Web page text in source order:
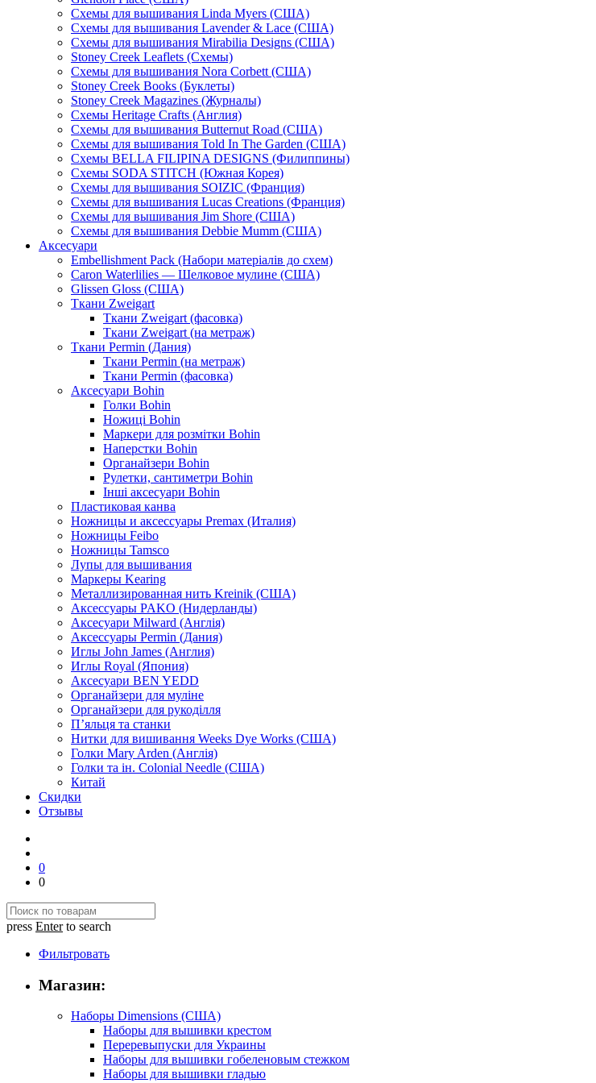
Схемы для вышивания Linda Myers (США)
Схемы для вышивания Lavender & Lace (США)
Схемы для вышивания Mirabilia Designs (США)
Stoney Creek Leaflets (Схемы)
Схемы для вышивания Nora Corbett (США)
Stoney Creek Books (Буклеты)
Stoney Creek Magazines (Журналы)
Схемы Heritage Crafts (Англия)
Схемы для вышивания Butternut Road (США)
Схемы для вышивания Told In The Garden (США)
Схемы BELLA FILIPINA DESIGNS (Филиппины)
Схемы SODA STITCH (Южная Корея)
Схемы для вышивания SOIZIC (Франция)
Схемы для вышивания Lucas Creations (Франция)
Схемы для вышивания Jim Shore (США)
Схемы для вышивания Debbie Mumm (США)
Аксесуари
Embellishment Pack (Набори матеріалів до схем)
Caron Waterlilies — Шелковое мулине (США)
Glissen Gloss (США)
Ткани Zweigart
Ткани Zweigart (фасовка)
Ткани Zweigart (на метраж)
Ткани Permin (Дания)
Ткани Permin (на метраж)
Ткани Permin (фасовка)
Аксесуари Bohin
Голки Bohin
Ножиці Bohin
Маркери для розмітки Bohin
Наперстки Bohin
Органайзери Bohin
Рулетки, сантиметри Bohin
Інші аксесуари Bohin
Пластиковая канва
Ножницы и аксессуары Premax (Италия)
Ножницы Feibo
Ножницы Tamsco
Лупы для вышивания
Маркеры Kearing
Металлизированная нить Kreinik (США)
Аксессуары PAKO (Нидерланды)
Аксесуари Milward (Англія)
Аксессуары Permin (Дания)
Иглы John James (Англия)
Иглы Royal (Япония)
Аксесуари BEN YEDD
Органайзери для муліне
Органайзери для рукоділля
П’яльця та станки
Нитки для вишивання Weeks Dye Works (США)
Голки Mary Arden (Англія)
Голки та ін. Colonial Needle (США)
Китай
Скидки
Отзывы
0
0
press Enterto search
Фильтровать
Магазин:
Наборы Dimensions (США)
Наборы для вышивки крестом
Переревыпуски для Украины
Наборы для вышивки гобеленовым стежком
Наборы для вышивки гладью